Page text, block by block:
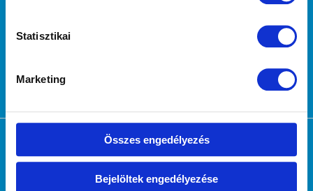
Statisztikai
Marketing
Összes engedélyezés
Bejelöltek engedélyezése
Hírlevél